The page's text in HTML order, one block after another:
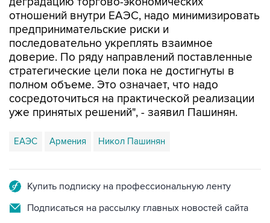
отношений внутри ЕАЭС, надо минимизировать
предпринимательские риски и
последовательно укреплять взаимное
доверие. По ряду направлений поставленные
стратегические цели пока не достигнуты в
полном объеме. Это означает, что надо
сосредоточиться на практической реализации
уже принятых решений", - заявил Пашинян.
ЕАЭС Армения Никол Пашинян
Купить подписку на профессиональную ленту
Подписаться на рассылку главных новостей сайта